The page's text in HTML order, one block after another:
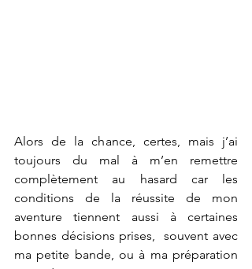
Alors de la chance, certes, mais j’ai
toujours du mal à m’en remettre
complètement au hasard car les
conditions de la réussite de mon
aventure tiennent aussi à certaines
bonnes décisions prises,  souvent avec
ma petite bande, ou à ma préparation